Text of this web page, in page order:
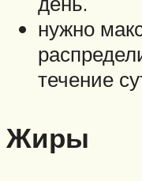
нужно
течение
Жиры